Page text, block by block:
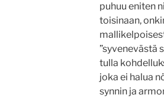
puhuu eniten
toisinaan,
”syvenevästä
tulla
joka ei halua
synnin ja